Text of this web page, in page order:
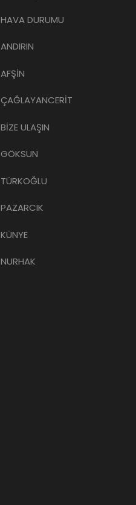
HAVA DURUMU
ANDIRIN
AFŞİN
ÇAĞLAYANCERİT
BİZE ULAŞIN
GÖKSUN
TÜRKOĞLU
PAZARCIK
KÜNYE
NURHAK